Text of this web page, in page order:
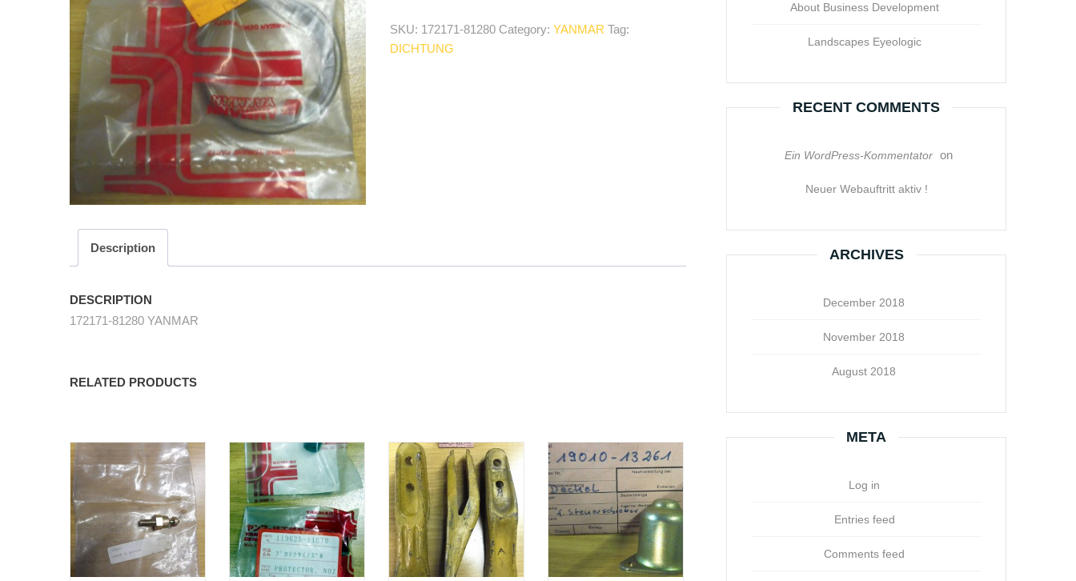
sealing
quantity
SKU: 172171-81280 Category:YANMAR Tag:
DICHTUNG
Description
DESCRIPTION
172171-81280 YANMAR
RELATED PRODUCTS
About Business Development
Landscapes Eyeologic
RECENT COMMENTS
Ein WordPress-Kommentator on
Neuer Webauftritt aktiv !
ARCHIVES
December 2018
November 2018
August 2018
META
Log in
Entries feed
Comments feed